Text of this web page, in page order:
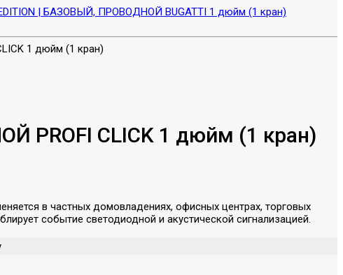
| БАЗОВЫЙ, ПРОВОДНОЙ BUGATTI 1 дюйм (1 кран)
PROFI CLICK 1 дюйм (1 кран)
в частных домовладениях, офисных центрах, торговых
событие светодиодной и акустической сигнализацией.